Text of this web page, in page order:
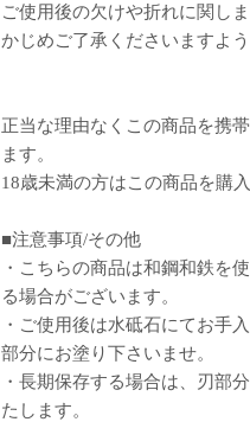
ご使用後の欠けや折れに関し
かじめご了承くださいますよ
正当な理由なくこの商品を携
ます。
18歳未満の方はこの商品を購
■注意事項/その他
・こちらの商品は和鋼和鉄を
る場合がございます。
・ご使用後は水砥石にてお手
部分にお塗り下さいませ。
・長期保存する場合は、刃部
たします。